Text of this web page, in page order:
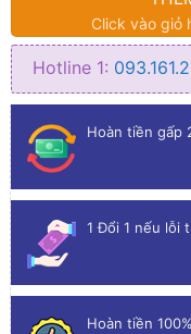
Click vào giỏ
Hotline 1:
Hoàn tiền gấp
1 Đổi 1 nếu lỗi
Hoàn tiền